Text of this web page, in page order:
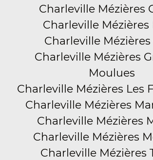
Charleville Mézières
Charleville Mézières
Charleville Mézières
Charleville Mézières
Moulues
Charleville Mézières Les
Charleville Mézières
Charleville Mézières
Charleville Mézières
Charleville Mézières